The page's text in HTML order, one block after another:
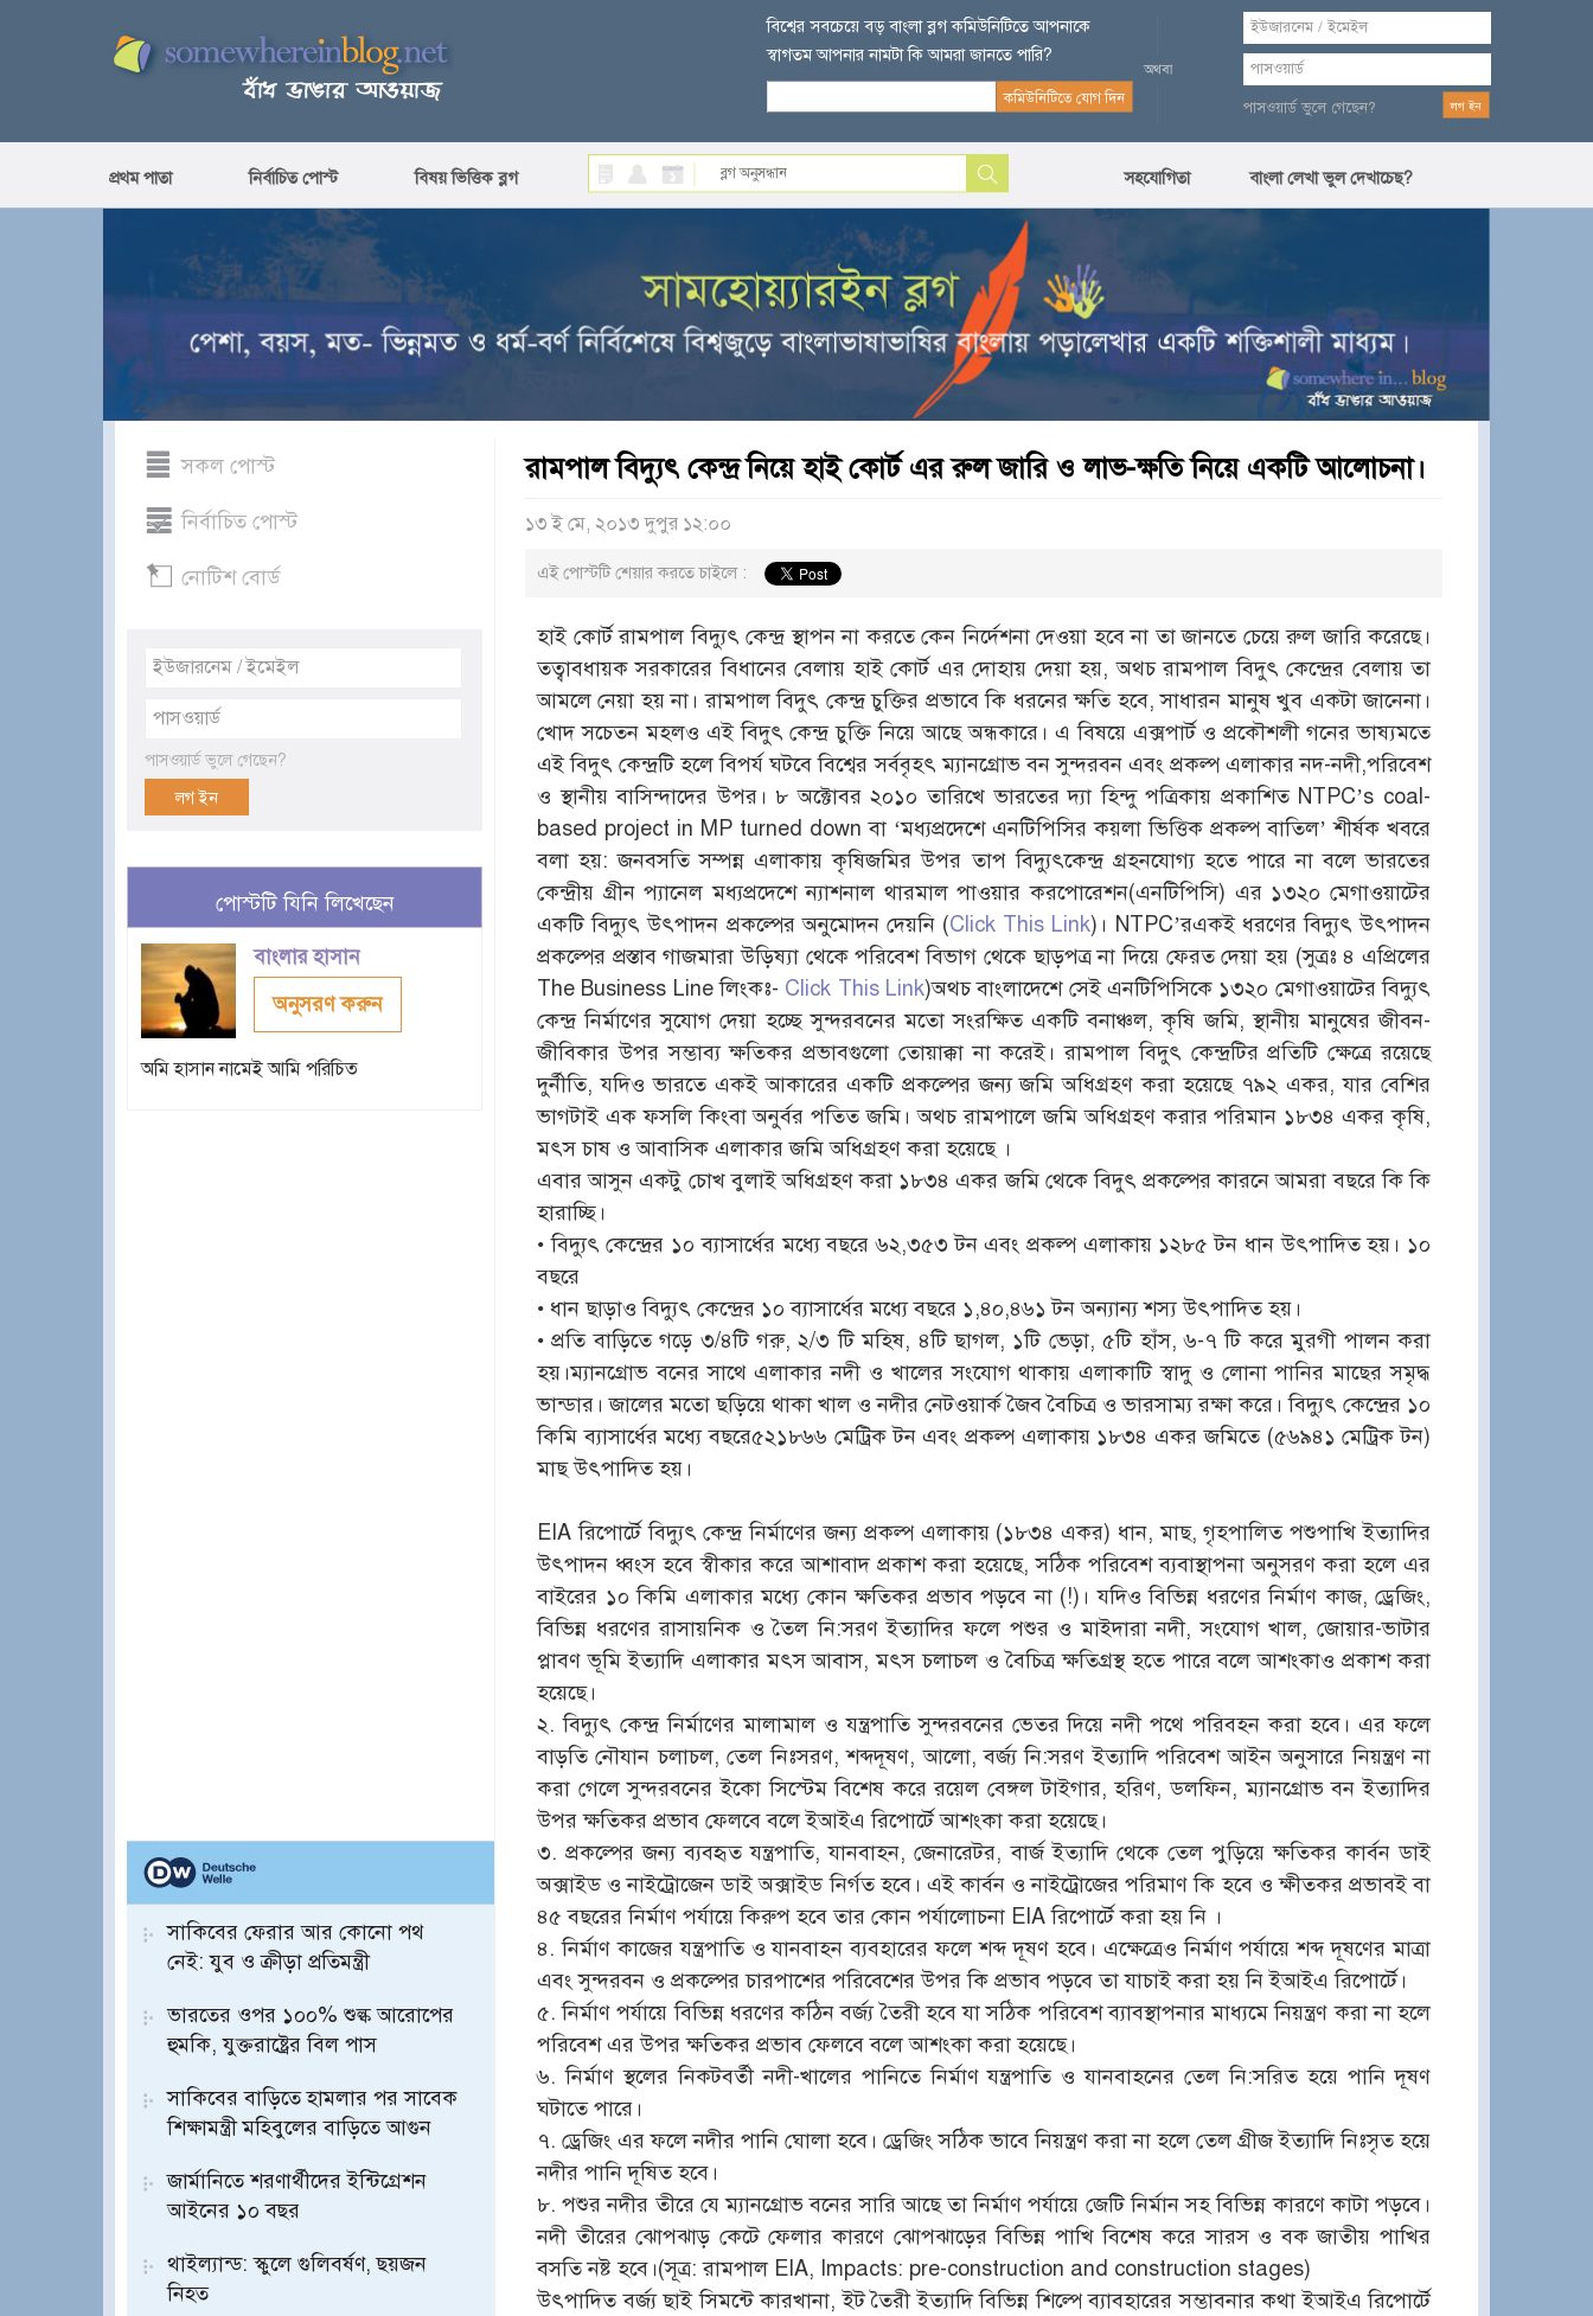
বিশ্বের সবচেয়ে বড় বাংলা ব্লগ কমিউনিটিতে আপনাকে
স্বাগতম আপনার নামটা কি আমরা জানতে পারি?
পাসওয়ার্ড ভুলে গেছেন?
প্রথম পাতা নির্বাচিত পোস্ট বিষয় ভিত্তিক ব্লগ সহযোগিতা বাংলা লেখা ভুল দেখাচেছ?
সকল পোস্ট
নির্বাচিত পোস্ট
নোটিশ বোর্ড
পাসওয়ার্ড ভুলে গেছেন?
পোস্টটি যিনি লিখেছেন
বাংলার হাসান
অনুসরণ করুন
অমি হাসান নামেই আমি পরিচিত
সাকিবের ফেরার আর কোনো পথ
নেই: যুব ও ক্রীড়া প্রতিমন্ত্রী
ভারতের ওপর ১০০% শুল্ক আরোপের
হুমকি, যুক্তরাষ্ট্রের বিল পাস
সাকিবের বাড়িতে হামলার পর সাবেক
শিক্ষামন্ত্রী মহিবুলের বাড়িতে আগুন
জার্মানিতে শরণার্থীদের ইন্টিগ্রেশন
আইনের ১০ বছর
থাইল্যান্ড: স্কুলে গুলিবর্ষণ, ছয়জন
নিহত
রামপাল বিদ্যুৎ কেন্দ্র নিয়ে হাই কোর্ট এর রুল জারি ও লাভ-ক্ষতি নিয়ে একটি আলোচনা।
১৩ ই মে, ২০১৩ দুপুর ১২:০০
এই পোস্টটি শেয়ার করতে চাইলে :
হাই কোর্ট রামপাল বিদ্যুৎ কেন্দ্র স্থাপন না করতে কেন নির্দেশনা দেওয়া হবে না তা জানতে চেয়ে রুল জারি করেছে।
তত্বাবধায়ক সরকারের বিধানের বেলায় হাই কোর্ট এর দোহায় দেয়া হয়, অথচ রামপাল বিদুৎ কেন্দ্রের বেলায় তা
আমলে নেয়া হয় না। রামপাল বিদুৎ কেন্দ্র চুক্তির প্রভাবে কি ধরনের ক্ষতি হবে, সাধারন মানুষ খুব একটা জানেনা।
খোদ সচেতন মহলও এ‌ই বিদুৎ কেন্দ্র চুক্তি নিয়ে আছে অন্ধকারে। এ বিষয়ে এক্সপার্ট ও প্রকৌশলী গনের ভাষ্যমতে
এই বিদুৎ কেন্দ্রটি হলে বিপর্য ঘটবে বিশ্বের সর্ববৃহৎ ম্যানগ্রোভ বন সুন্দরবন এবং প্রকল্প এলাকার নদ-নদী,পরিবেশ
ও স্থানীয় বাসিন্দাদের উপর। ৮ অক্টোবর ২০১০ তারিখে ভারতের দ্যা হিন্দু পত্রিকায় প্রকাশিত NTPC’s coal-
based project in MP turned down বা ‘মধ্যপ্রদেশে এনটিপিসির কয়লা ভিত্তিক প্রকল্প বাতিল’ শীর্ষক খবরে
বলা হয়: জনবসতি সম্পন্ন এলাকায় কৃষিজমির উপর তাপ বিদ্যুৎকেন্দ্র গ্রহনযোগ্য হতে পারে না বলে ভারতের
কেন্দ্রীয় গ্রীন প্যানেল মধ্যপ্রদেশে ন্যাশনাল থারমাল পাওয়ার করপোরেশন(এনটিপিসি) এর ১৩২০ মেগাওয়াটের
একটি বিদ্যুৎ উৎপাদন প্রকল্পের অনুমোদন দেয়নি (Click This Link)। NTPC’রএকই ধরণের বিদ্যুৎ উৎপাদন
প্রকল্পের প্রস্তাব গাজমারা উড়িষ্যা থেকে পরিবেশ বিভাগ থেকে ছাড়পত্র না দিয়ে ফেরত দেয়া হয় (সুত্রঃ ৪ এপ্রিলের
The Business Line লিংকঃ- Click This Link)অথচ বাংলাদেশে সেই এনটিপিসিকে ১৩২০ মেগাওয়াটের বিদ্যুৎ
কেন্দ্র নির্মাণের সুযোগ দেয়া হচ্ছে সুন্দরবনের মতো সংরক্ষিত একটি বনাঞ্চল, কৃষি জমি, স্থানীয় মানুষের জীবন-
জীবিকার উপর সম্ভাব্য ক্ষতিকর প্রভাবগুলো তোয়াক্কা না করেই। রামপাল বিদুৎ কেন্দ্রটির প্রতিটি ক্ষেত্রে রয়েছে
দুর্নীতি, যদিও ভারতে একই আকারের একটি প্রকল্পের জন্য জমি অধিগ্রহণ করা হয়েছে ৭৯২ একর, যার বেশির
ভাগটাই এক ফসলি কিংবা অনুর্বর পতিত জমি। অথচ রামপালে জমি অধিগ্রহণ করার পরিমান ১৮৩৪ একর কৃষি,
মৎস চাষ ও আবাসিক এলাকার জমি অধিগ্রহণ করা হয়েছে ।
এবার আসুন একটু চোখ বুলাই অধিগ্রহণ করা ১৮৩৪ একর জমি থেকে বিদুৎ প্রকল্পের কারনে আমরা বছরে কি কি
হারাচ্ছি।
• বিদ্যুৎ কেন্দ্রের ১০ ব্যাসার্ধের মধ্যে বছরে ৬২,৩৫৩ টন এবং প্রকল্প এলাকায় ১২৮৫ টন ধান উৎপাদিত হয়। ১০
বছরে
• ধান ছাড়াও বিদ্যুৎ কেন্দ্রের ১০ ব্যাসার্ধের মধ্যে বছরে ১,৪০,৪৬১ টন অন্যান্য শস্য উৎপাদিত হয়।
• প্রতি বাড়িতে গড়ে ৩/৪টি গরু, ২/৩ টি মহিষ, ৪টি ছাগল, ১টি ভেড়া, ৫টি হাঁস, ৬-৭ টি করে মুরগী পালন করা
হয়।ম্যানগ্রোভ বনের সাথে এলাকার নদী ও খালের সংযোগ থাকায় এলাকাটি স্বাদু ও লোনা পানির মাছের সমৃদ্ধ
ভান্ডার। জালের মতো ছড়িয়ে থাকা খাল ও নদীর নেটওয়ার্ক জৈব বৈচিত্র ও ভারসাম্য রক্ষা করে। বিদ্যুৎ কেন্দ্রের ১০
কিমি ব্যাসার্ধের মধ্যে বছরে৫২১৮৬৬ মেট্রিক টন এবং প্রকল্প এলাকায় ১৮৩৪ একর জমিতে (৫৬৯৪১ মেট্রিক টন)
মাছ উৎপাদিত হয়।
EIA রিপোর্টে বিদ্যুৎ কেন্দ্র নির্মাণের জন্য প্রকল্প এলাকায় (১৮৩৪ একর) ধান, মাছ, গৃহপালিত পশুপাখি ইত্যাদির
উৎপাদন ধ্বংস হবে স্বীকার করে আশাবাদ প্রকাশ করা হয়েছে, সঠিক পরিবেশ ব্যবাস্থাপনা অনুসরণ করা হলে এর
বাইরের ১০ কিমি এলাকার মধ্যে কোন ক্ষতিকর প্রভাব পড়বে না (!)। যদিও বিভিন্ন ধরণের নির্মাণ কাজ, ড্রেজিং,
বিভিন্ন ধরণের রাসায়নিক ও তৈল নি:সরণ ইত্যাদির ফলে পশুর ও মাইদারা নদী, সংযোগ খাল, জোয়ার-ভাটার
প্লাবণ ভূমি ইত্যাদি এলাকার মৎস আবাস, মৎস চলাচল ও বৈচিত্র ক্ষতিগ্রস্থ হতে পারে বলে আশংকাও প্রকাশ করা
হয়েছে।
২. বিদ্যুৎ কেন্দ্র নির্মাণের মালামাল ও যন্ত্রপাতি সুন্দরবনের ভেতর দিয়ে নদী পথে পরিবহন করা হবে। এর ফলে
বাড়তি নৌযান চলাচল, তেল নিঃসরণ, শব্দদূষণ, আলো, বর্জ্য নি:সরণ ইত্যাদি পরিবেশ আইন অনুসারে নিয়ন্ত্রণ না
করা গেলে সুন্দরবনের ইকো সিস্টেম বিশেষ করে রয়েল বেঙ্গল টাইগার, হরিণ, ডলফিন, ম্যানগ্রোভ বন ইত্যাদির
উপর ক্ষতিকর প্রভাব ফেলবে বলে ইআইএ রিপোর্টে আশংকা করা হয়েছে।
৩. প্রকল্পের জন্য ব্যবহৃত যন্ত্রপাতি, যানবাহন, জেনারেটর, বার্জ ইত্যাদি থেকে তেল পুড়িয়ে ক্ষতিকর কার্বন ডাই
অক্সাইড ও নাইট্রোজেন ডাই অক্সাইড নির্গত হবে। এই কার্বন ও নাইট্রোজের পরিমাণ কি হবে ও ক্ষীতকর প্রভাবই বা
৪৫ বছরের নির্মাণ পর্যায়ে কিরুপ হবে তার কোন পর্যালোচনা EIA রিপোর্টে করা হয় নি ।
৪. নির্মাণ কাজের যন্ত্রপাতি ও যানবাহন ব্যবহারের ফলে শব্দ দূষণ হবে। এক্ষেত্রেও নির্মাণ পর্যায়ে শব্দ দূষণের মাত্রা
এবং সুন্দরবন ও প্রকল্পের চারপাশের পরিবেশের উপর কি প্রভাব পড়বে তা যাচাই করা হয় নি ইআইএ রিপোর্টে।
৫. নির্মাণ পর্যায়ে বিভিন্ন ধরণের কঠিন বর্জ্য তৈরী হবে যা সঠিক পরিবেশ ব্যাবস্থাপনার মাধ্যমে নিয়ন্ত্রণ করা না হলে
পরিবেশ এর উপর ক্ষতিকর প্রভাব ফেলবে বলে আশংকা করা হয়েছে।
৬. নির্মাণ স্থলের নিকটবর্তী নদী-খালের পানিতে নির্মাণ যন্ত্রপাতি ও যানবাহনের তেল নি:সরিত হয়ে পানি দূষণ
ঘটাতে পারে।
৭. ড্রেজিং এর ফলে নদীর পানি ঘোলা হবে। ড্রেজিং সঠিক ভাবে নিয়ন্ত্রণ করা না হলে তেল গ্রীজ ইত্যাদি নিঃসৃত হয়ে
নদীর পানি দূষিত হবে।
৮. পশুর নদীর তীরে যে ম্যানগ্রোভ বনের সারি আছে তা নির্মাণ পর্যায়ে জেটি নির্মান সহ বিভিন্ন কারণে কাটা পড়বে।
নদী তীরের ঝোপঝাড় কেটে ফেলার কারণে ঝোপঝাড়ের বিভিন্ন পাখি বিশেষ করে সারস ও বক জাতীয় পাখির
বসতি নষ্ট হবে।(সূত্র: রামপাল EIA, Impacts: pre-construction and construction stages)
উৎপাদিত বর্জ্য ছাই সিমন্টে কারখানা, ইট তৈরী ইত্যাদি বিভিন্ন শিল্পে ব্যাবহারের সম্ভাবনার কথা ইআইএ রিপোর্টে